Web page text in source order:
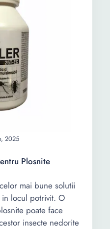
2025
Plosnite
mai bune solutii
locul potrivit. O
poate face
insecte nedorite